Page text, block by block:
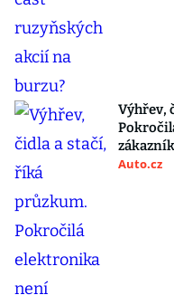
Výhřev,
Auto.cz